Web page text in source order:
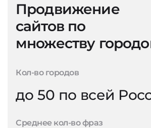
Продвижение
сайтов по
множеству
Кол-во городов
до 50 по всей
Среднее кол-во фраз